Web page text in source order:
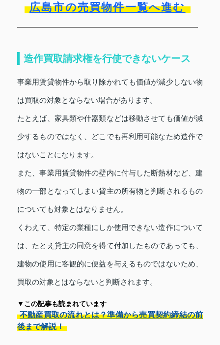
広島市の売買物件一覧へ進む
造作買取請求権を行使できないケース
事業用賃貸物件から取り除かれても価値が減少しない物
は買取の対象とならない場合があります。
たとえば、家具類や什器類などは移動させても価値が減
少するものではなく、どこでも再利用可能なため造作で
はないことになります。
また、事業用賃貸物件の壁内に付与した断熱材など、建
物の一部となってしまい貸主の所有物と判断されるもの
についても対象とはなりません。
くわえて、特定の業種にしか使用できない造作について
は、たとえ貸主の同意を得て付加したものであっても、
建物の使用に客観的に便益を与えるものではないため、
買取の対象とはならないと判断されます。
▼この記事も読まれています
不動産買取の流れとは？準備から売買契約締結の前
後まで解説！